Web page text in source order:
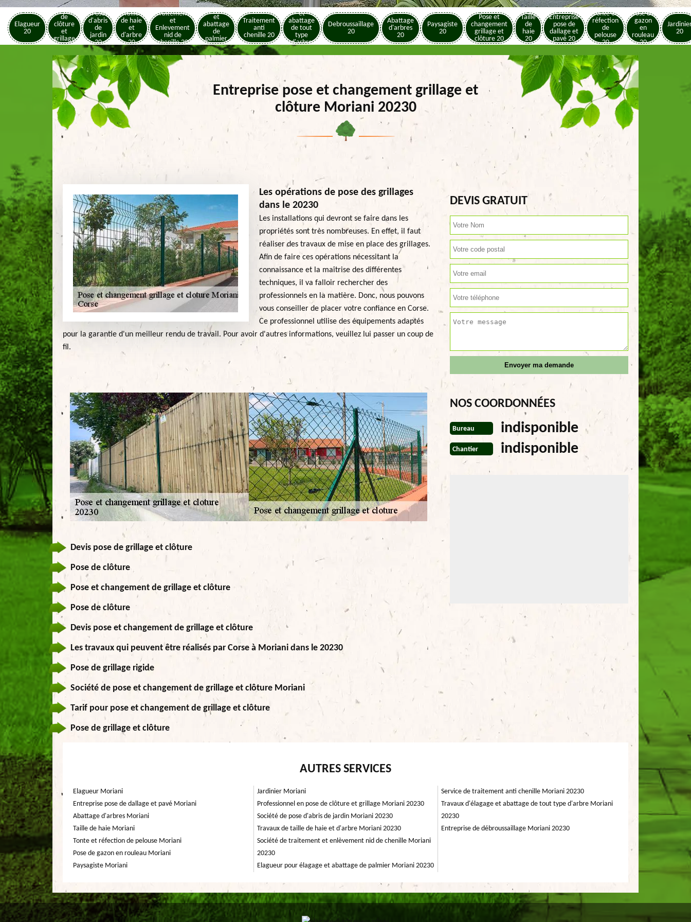
Elagueur
20
Pose
de
clôture
et
grillage
20
Pose
d'abris
de
jardin
20
Taille
de haie
et
d'arbre
20
Traitement
et
Enlevement
nid de
chenille 20
Elagage
et
abattage
de
palmier
20
Traitement
anti
chenille 20
Elagage
et
abattage
de tout
type
d'arbre
Debroussaillage
20
Abattage
d'arbres
20
Paysagiste
20
Pose et
changement
grillage et
clôture 20
Taille
de
haie
20
Entreprise
pose de
dallage et
pavé 20
Tonte et
réfection
de
pelouse
20
Pose de
gazon
en
rouleau
20
20
Entreprise pose et changement grillage et
clôture Moriani 20230
Les opérations de pose des grillages
dans le 20230
Les installations qui devront se faire dans les
propriétés sont très nombreuses. En effet, il faut
réaliser des travaux de mise en place des grillages.
Afin de faire ces opérations nécessitant la
connaissance et la maîtrise des différentes
techniques, il va falloir rechercher des
professionnels en la matière. Donc, nous pouvons
vous conseiller de placer votre confiance en Corse.
Ce professionnel utilise des équipements adaptés
pour la garantie d'un meilleur rendu de travail. Pour avoir d'autres informations, veuillez lui passer un coup de
fil.
Devis pose de grillage et clôture
Pose de clôture
Pose et changement de grillage et clôture
Pose de clôture
Devis pose et changement de grillage et clôture
Les travaux qui peuvent être réalisés par Corse à Moriani dans le 20230
Pose de grillage rigide
Société de pose et changement de grillage et clôture Moriani
Tarif pour pose et changement de grillage et clôture
Pose de grillage et clôture
DEVIS GRATUIT
NOS COORDONNÉES
Bureau indisponible
Chantier indisponible
AUTRES SERVICES
Elagueur Moriani
Entreprise pose de dallage et pavé Moriani
Abattage d'arbres Moriani
Taille de haie Moriani
Tonte et réfection de pelouse Moriani
Pose de gazon en rouleau Moriani
Paysagiste Moriani
Jardinier Moriani
Professionnel en pose de clôture et grillage Moriani 20230
Société de pose d'abris de jardin Moriani 20230
Travaux de taille de haie et d'arbre Moriani 20230
Société de traitement et enlèvement nid de chenille Moriani
20230
Elagueur pour élagage et abattage de palmier Moriani 20230
Service de traitement anti chenille Moriani 20230
Travaux d'élagage et abattage de tout type d'arbre Moriani
20230
Entreprise de débroussaillage Moriani 20230